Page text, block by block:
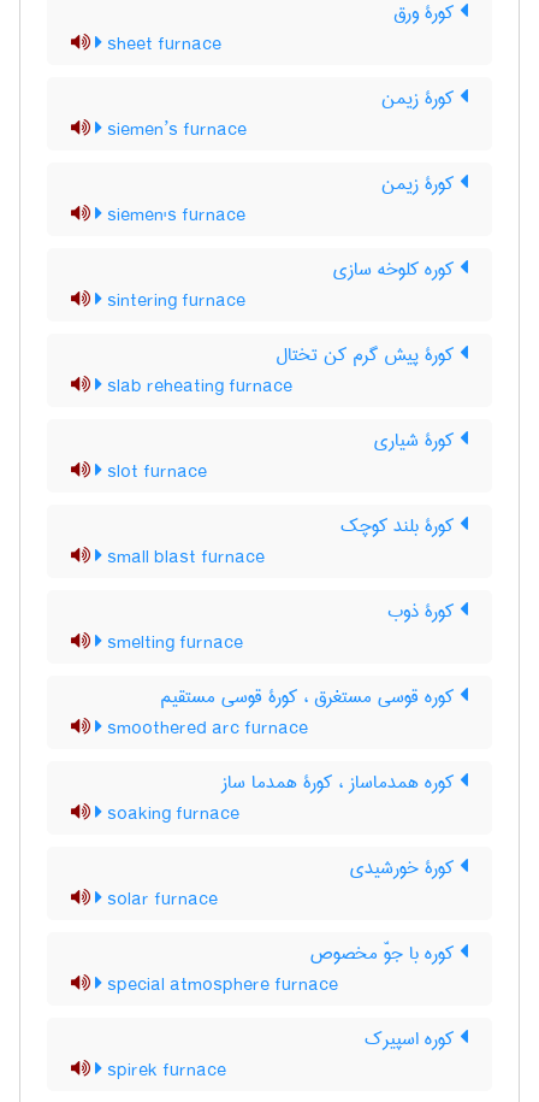
کورۀ ورق
sheet furnace
کورۀ زیمن
siemen’s furnace
کورۀ زیمن
siemen's furnace
کوره کلوخه سازی
sintering furnace
کورۀ پیش گرم کن تختال
slab reheating furnace
کورۀ شیاری
slot furnace
کورۀ بلند کوچک
small blast furnace
کورۀ ذوب
smelting furnace
کوره قوسی مستغرق ، کورۀ قوسی مستقیم
smoothered arc furnace
کوره همدماساز ، کورۀ همدما ساز
soaking furnace
کورۀ خورشیدی
solar furnace
کوره با جوّ مخصوص
special atmosphere furnace
کوره اسپیرک
spirek furnace